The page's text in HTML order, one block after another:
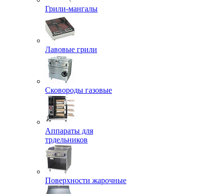
Грили-мангалы
Лавовые грили
Сковороды газовые
Аппараты для
трдельников
Поверхности жарочные